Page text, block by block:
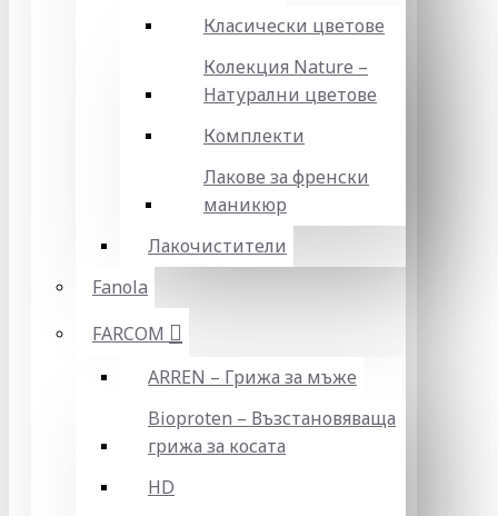
Класически цветове
Колекция Nature –
Натурални цветове
Комплекти
Лакове за френски
маникюр
Лакочистители
Fanola
FARCOM
ARREN – Грижа за мъже
Bioproten – Възстановяваща
грижа за косата
HD